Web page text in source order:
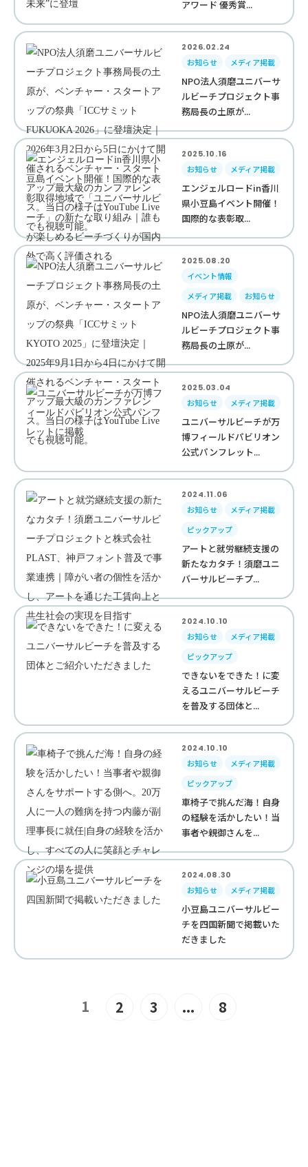
アワード 優秀賞...
2026.02.24
お知らせ
メディア掲載
NPO法人須磨ユニバーサ
ルビーチプロジェクト事
務局長の土原が...
2025.10.16
お知らせ
メディア掲載
エンジェルロードin香川
県小豆島イベント開催！
国際的な表彰取...
2025.08.20
イベント情報
メディア掲載
お知らせ
NPO法人須磨ユニバーサ
ルビーチプロジェクト事
務局長の土原が...
2025.03.04
お知らせ
メディア掲載
ユニバーサルビーチが万
博フィールドパビリオン
公式パンフレット...
2024.11.06
お知らせ
メディア掲載
ピックアップ
アートと就労継続支援の
新たなカタチ！須磨ユニ
バーサルビーチプ...
2024.10.10
お知らせ
メディア掲載
ピックアップ
できないをできた！に変
えるユニバーサルビーチ
を普及する団体と...
2024.10.10
お知らせ
メディア掲載
ピックアップ
車椅子で挑んだ海！自身
の経験を活かしたい！当
事者や親御さんを...
2024.08.30
お知らせ
メディア掲載
小豆島ユニバーサルビー
チを四国新聞で掲載いた
だきました
1 2 3 ... 8